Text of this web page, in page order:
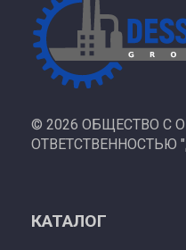
© 2026 ОБЩЕСТВО С
ОТВЕТСТВЕННОСТЬЮ
КАТАЛОГ